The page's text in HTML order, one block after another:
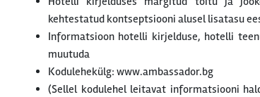
kehtestatud kontseptsiooni alusel lisatasu
Informatsioon hotelli kirjelduse, hotelli
muutuda
Kodulehekülg: www.ambassador.bg
(Sellel kodulehel leitavat informatsiooni